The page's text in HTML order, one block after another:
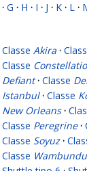
· G · H · I · J · K · L ·
Classe Akira ·
Classe
Defiant · Classe
Istanbul · Classe
New Orleans ·
Classe Peregrine ·
Classe Soyuz ·
Classe Wambundu